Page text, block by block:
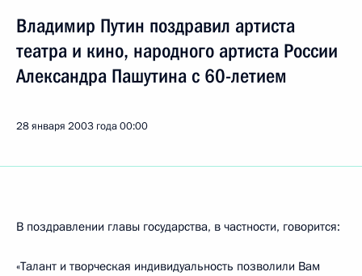
Владимир Путин поздравил артиста
театра и кино, народного артиста России
Александра Пашутина с 60-летием
28 января 2003 года00:00
В поздравлении главы государства, в частности, говорится:
«Талант и творческая индивидуальность позволили Вам